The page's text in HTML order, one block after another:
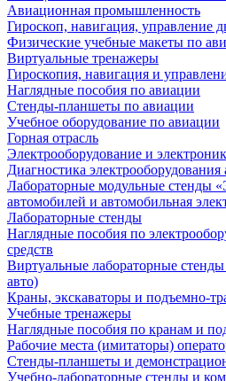
Авиационная промышленность
Гироскоп, навигация, управление
Физические учебные макеты по
Виртуальные тренажеры
Гироскопия, навигация и
Наглядные пособия по авиации
Стенды-планшеты по авиации
Учебное оборудование по авиации
Горная отрасль
Электрооборудование и
Диагностика электрооборудования
Лабораторные модульные стенды
автомобилей и автомобильная
Лабораторные стенды
Наглядные пособия по
средств
Виртуальные лабораторные
авто)
Краны, экскаваторы и подъемно-
Учебные тренажеры
Наглядные пособия по кранам и
Рабочие места (имитаторы)
Стенды-планшеты и
Учебно-лабораторные стенды и